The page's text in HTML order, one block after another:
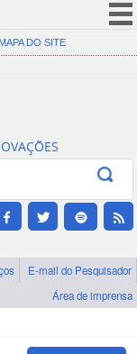
(COVID-19)
Canais
MAPA DO SITE
E-mail do Pesquisador
Área de imprensa